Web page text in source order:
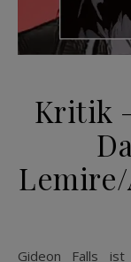
Kritik
Gideon Falls ist zweifelsfrei eine der erfolgreichsten